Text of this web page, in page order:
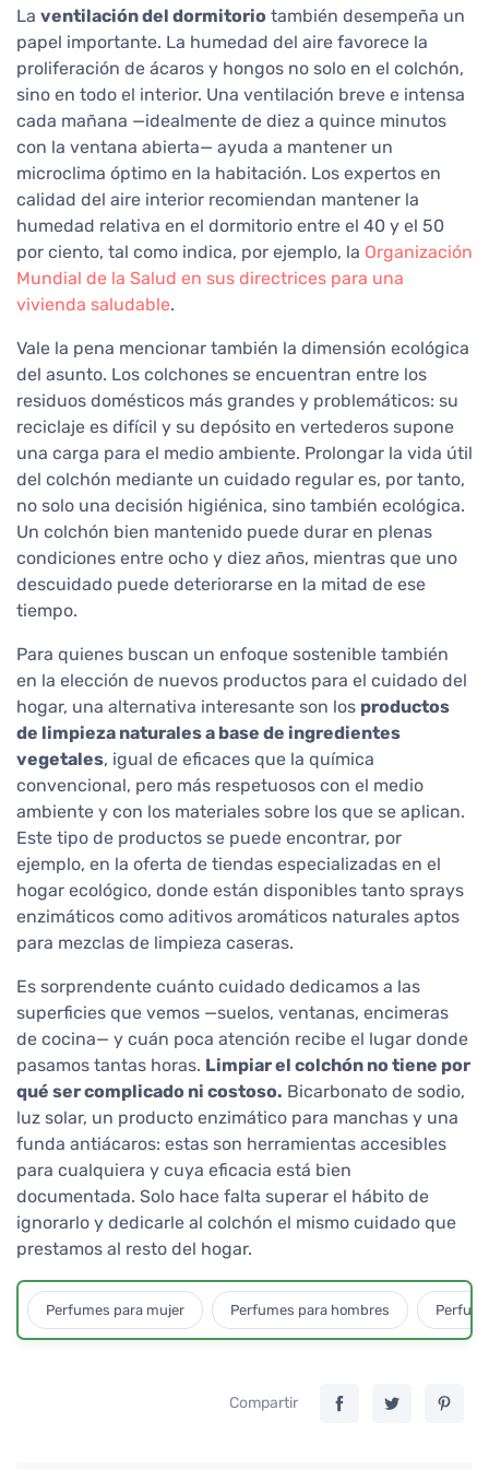
La ventilación del dormitorio también desempeña un
papel importante. La humedad del aire favorece la
proliferación de ácaros y hongos no solo en el colchón,
sino en todo el interior. Una ventilación breve e intensa
cada mañana —idealmente de diez a quince minutos
con la ventana abierta— ayuda a mantener un
microclima óptimo en la habitación. Los expertos en
calidad del aire interior recomiendan mantener la
humedad relativa en el dormitorio entre el 40 y el 50
por ciento, tal como indica, por ejemplo, la Organización
Mundial de la Salud en sus directrices para una
vivienda saludable.
Vale la pena mencionar también la dimensión ecológica
del asunto. Los colchones se encuentran entre los
residuos domésticos más grandes y problemáticos: su
reciclaje es difícil y su depósito en vertederos supone
una carga para el medio ambiente. Prolongar la vida útil
del colchón mediante un cuidado regular es, por tanto,
no solo una decisión higiénica, sino también ecológica.
Un colchón bien mantenido puede durar en plenas
condiciones entre ocho y diez años, mientras que uno
descuidado puede deteriorarse en la mitad de ese
tiempo.
Para quienes buscan un enfoque sostenible también
en la elección de nuevos productos para el cuidado del
hogar, una alternativa interesante son los productos
de limpieza naturales a base de ingredientes
vegetales, igual de eficaces que la química
convencional, pero más respetuosos con el medio
ambiente y con los materiales sobre los que se aplican.
Este tipo de productos se puede encontrar, por
ejemplo, en la oferta de tiendas especializadas en el
hogar ecológico, donde están disponibles tanto sprays
enzimáticos como aditivos aromáticos naturales aptos
para mezclas de limpieza caseras.
Es sorprendente cuánto cuidado dedicamos a las
superficies que vemos —suelos, ventanas, encimeras
de cocina— y cuán poca atención recibe el lugar donde
pasamos tantas horas. Limpiar el colchón no tiene por
qué ser complicado ni costoso. Bicarbonato de sodio,
luz solar, un producto enzimático para manchas y una
funda antiácaros: estas son herramientas accesibles
para cualquiera y cuya eficacia está bien
documentada. Solo hace falta superar el hábito de
ignorarlo y dedicarle al colchón el mismo cuidado que
prestamos al resto del hogar.
Perfumes para mujer Perfumes para hombres
Compartir